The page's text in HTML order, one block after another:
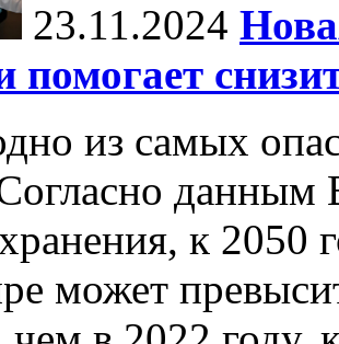
23.11.2024
помогает
из самых
данным
к 2050
может